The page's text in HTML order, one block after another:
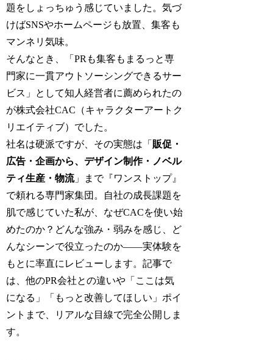
題をしょっちゅう感じていました。気づ
けばSNSやホームページも放置、集客も
マンネリ気味。
そんなとき、「PRも集客もまるっと専
門家に一貫アウトソーシングできるサー
ビス」として知人経営者に薦められたの
が株式会社CAC（キャラクターアートク
リエイティブ）でした。
社名は硬派ですが、その実態は「 販促・
広告・企画から、デザイン制作・ノベル
ティ生産・物流」まで『ワンストップ』
で頼れる専門家集団。自社の成長課題を
肌で感じていた私が、なぜCACを使い始
めたのか？どんな強み・弱みを感じ、ど
んなシーンで役立ったのか——実体験を
もとに率直にレビューします。記事で
は、他のPR会社との違いや「ここは気
になる」「もっと改善してほしい」ポイ
ントまで、リアルな目線で完全公開しま
す。